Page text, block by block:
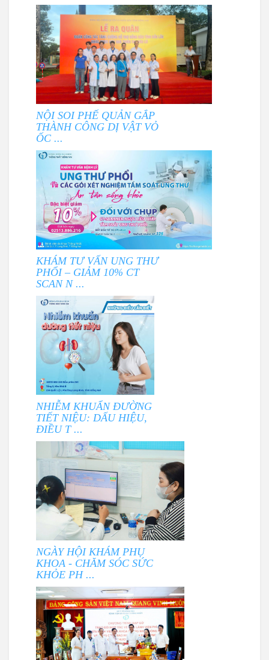
NỘI SOI PHẾ QUẢN GẮP
THÀNH CÔNG DỊ VẬT VỎ
ỐC ...
KHÁM TƯ VẤN UNG THƯ
PHỔI – GIẢM 10% CT
SCAN N ...
NHIỄM KHUẨN ĐƯỜNG
TIẾT NIỆU: DẤU HIỆU,
ĐIỀU T ...
NGÀY HỘI KHÁM PHỤ
KHOA - CHĂM SÓC SỨC
KHỎE PH ...